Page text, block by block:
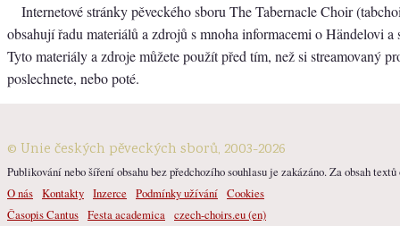
Internetové stránky pěveckého sboru The Tabernacle Choir
obsahují řadu materiálů a zdrojů s mnoha informacemi o Händelovi a
Tyto materiály a zdroje můžete použít před tím, než si streamovaný
poslechnete, nebo poté.
© Unie českých pěveckých sborů, 2003-2026
Publikování nebo šíření obsahu bez předchozího souhlasu je zakázáno. Za obsah
O nás Kontakty Inzerce Podmínky užívání Cookies
Časopis Cantus Festa academica czech-choirs.eu (en)